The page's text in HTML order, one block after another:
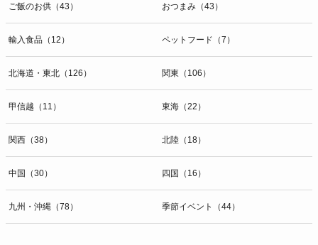
ご飯のお供（43） おつまみ（43）
輸入食品（12） ペットフード（7）
北海道・東北（126） 関東（106）
甲信越（11） 東海（22）
関西（38） 北陸（18）
中国（30） 四国（16）
九州・沖縄（78） 季節イベント（44）